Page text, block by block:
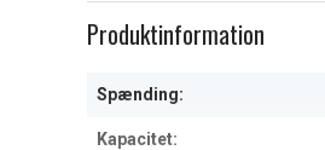
of
Produktinformation
Spænding:
Kapacitet: